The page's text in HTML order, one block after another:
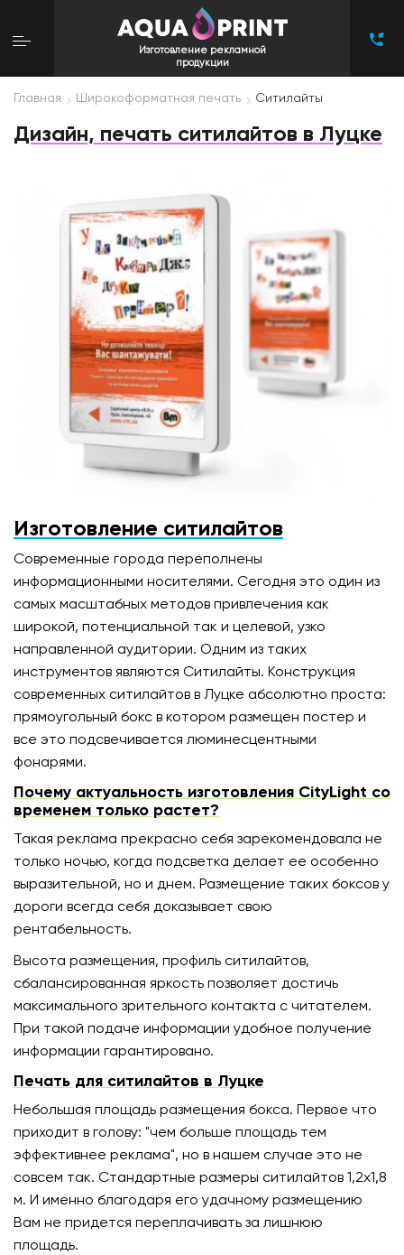
Изготовление рекламной
продукции
Главная Широкоформатная печать Ситилайты
Дизайн, печать ситилайтов в Луцке
Изготовление ситилайтов
Современные города переполнены
информационными носителями. Сегодня это один из
самых масштабных методов привлечения как
широкой, потенциальной так и целевой, узко
направленной аудитории. Одним из таких
инструментов являются Ситилайты. Конструкция
современных ситилайтов в Луцке абсолютно проста:
прямоугольный бокс в котором размещен постер и
все это подсвечивается люминесцентными
фонарями.
Почему актуальность изготовления CityLight со
временем только растет?
Такая реклама прекрасно себя зарекомендовала не
только ночью, когда подсветка делает ее особенно
выразительной, но и днем. Размещение таких боксов у
дороги всегда себя доказывает свою
рентабельность.
Высота размещения, профиль ситилайтов,
сбалансированная яркость позволяет достичь
максимального зрительного контакта с читателем.
При такой подаче информации удобное получение
информации гарантировано.
Печать для ситилайтов в Луцке
Небольшая площадь размещения бокса. Первое что
приходит в голову: "чем больше площадь тем
эффективнее реклама", но в нашем случае это не
совсем так. Стандартные размеры ситилайтов 1,2х1,8
м. И именно благодаря его удачному размещению
Вам не придется переплачивать за лишнюю
площадь.